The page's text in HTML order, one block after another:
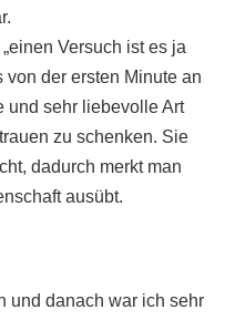
Versuch ist es ja
von der ersten Minute an
und sehr liebevolle Art
zu schenken. Sie
dadurch merkt man
ausübt.
und danach war ich sehr